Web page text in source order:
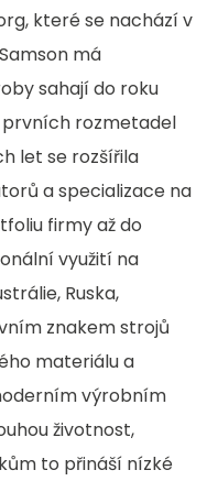
které se nachází v
má
sahají do roku
prvních rozmetadel
let se rozšířila
a specializace na
firmy až do
využití na
Ruska,
znakem strojů
materiálu a
výrobním
životnost,
to přináší nízké